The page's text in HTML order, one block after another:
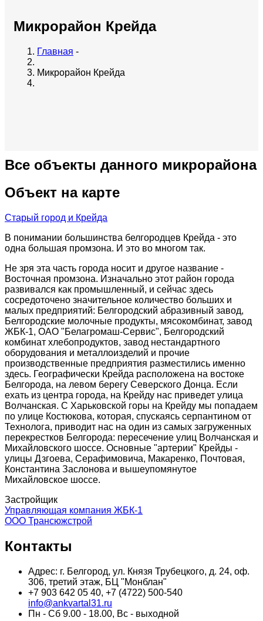
Микрорайон Крейда
Главная -
Микрорайон Крейда
Все объекты данного микрорайона
Объект на карте
Старый город и Крейда
В понимании большинства белгородцев Крейда - это
одна большая промзона. И это во многом так.
Не зря эта часть города носит и другое название -
Восточная промзона. Изначально этот район города
развивался как промышленный, и сейчас здесь
сосредоточено значительное количество больших и
малых предприятий: Белгородский абразивный завод,
Белгородские молочные продукты, мясокомбинат, завод
ЖБК-1, ОАО "Белагромаш-Сервис", Белгородский
комбинат хлебопродуктов, завод нестандартного
оборудования и металлоизделий и прочие
производственные предприятия разместились именно
здесь. Географически Крейда расположена на востоке
Белгорода, на левом берегу Северского Донца. Если
ехать из центра города, на Крейду нас приведет улица
Волчанская. С Харьковской горы на Крейду мы попадаем
по улице Костюкова, которая, спускаясь серпантином от
Технолога, приводит нас на один из самых загруженных
перекрестков Белгорода: пересечение улиц Волчанская и
Михайловского шоссе. Основные "артерии" Крейды -
улицы Дзгоева, Серафимовича, Макаренко, Почтовая,
Константина Заслонова и вышеупомянутое
Михайловское шоссе.
Застройщик
Управляющая компания ЖБК-1
ООО Трансюжстрой
Контакты
Адрес: г. Белгород, ул. Князя Трубецкого, д. 24, оф.
306, третий этаж, БЦ "Монблан"
+7 903 642 05 40, +7 (4722) 500-540
info@ankvartal31.ru
Пн - Сб 9.00 - 18.00, Вс - выходной